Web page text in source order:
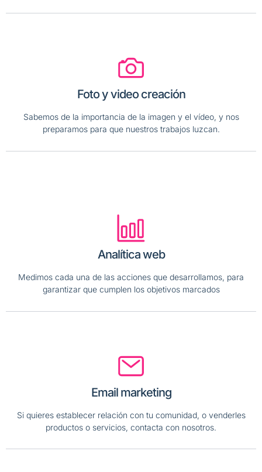
Foto y video creación
Sabemos de la importancia de la imagen y el vídeo, y nos
preparamos para que nuestros trabajos luzcan.
Analítica web
Medimos cada una de las acciones que desarrollamos, para
garantizar que cumplen los objetivos marcados
Email marketing
Si quieres establecer relación con tu comunidad, o venderles
productos o servicios, contacta con nosotros.